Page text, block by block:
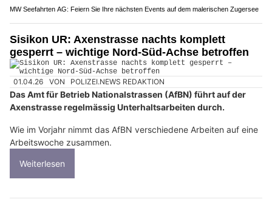
MW Seefahrten AG: Feiern Sie Ihre nächsten Events auf dem malerischen Zugersee
Sisikon UR: Axenstrasse nachts komplett
gesperrt – wichtige Nord-Süd-Achse betroffen
01.04.26 VON POLIZEI.NEWS REDAKTION
Das Amt für Betrieb Nationalstrassen (AfBN) führt auf der
Axenstrasse regelmässig Unterhaltsarbeiten durch.
Wie im Vorjahr nimmt das AfBN verschiedene Arbeiten auf eine
Arbeitswoche zusammen.
Weiterlesen